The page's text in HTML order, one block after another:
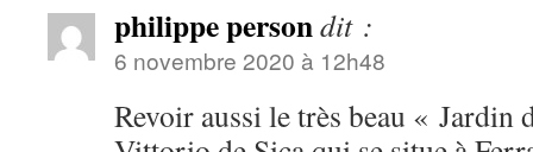
philippe persondit :
6 novembre 2020 à 12h48
Revoir aussi le très beau «